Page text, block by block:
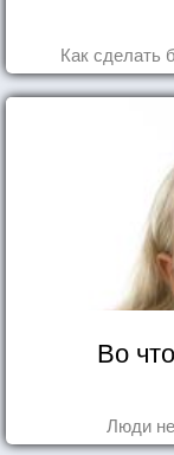
Как сделать
Во
Люди